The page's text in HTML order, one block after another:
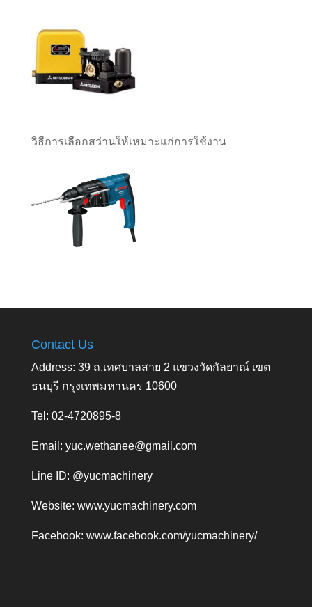
วิธีการเลือกสว่านให้เหมาะแก่การใช้งาน
Contact Us
Address: 39 ถ.เทศบาลสาย 2 แขวงวัดกัลยาณ์ เขต
ธนบุรี กรุงเทพมหานคร 10600
Tel: 02-4720895-8
Email: yuc.wethanee@gmail.com
Line ID: @yucmachinery
Website: www.yucmachinery.com
Facebook: www.facebook.com/yucmachinery/